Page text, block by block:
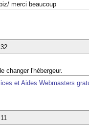
merci beaucoup
changer l'hébergeur.
et Aides Webmasters